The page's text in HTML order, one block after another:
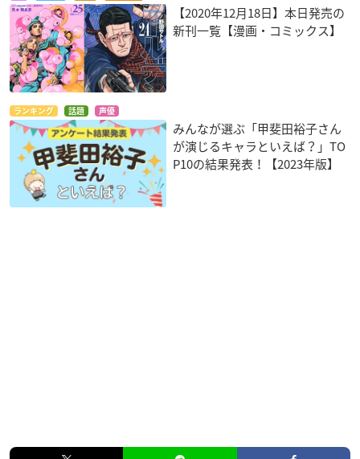
【2020年12月18日】本日発売の
新刊一覧【漫画・コミックス】
ランキング 話題 声優
みんなが選ぶ「甲斐田裕子さん
が演じるキャラといえば？」TO
P10の結果発表！【2023年版】